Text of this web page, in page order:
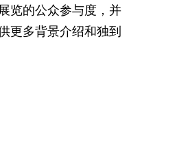
览的公众参与度，并
更多背景介绍和独到